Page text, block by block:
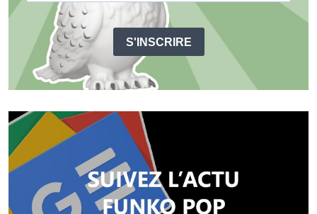
S'INSCRIRE